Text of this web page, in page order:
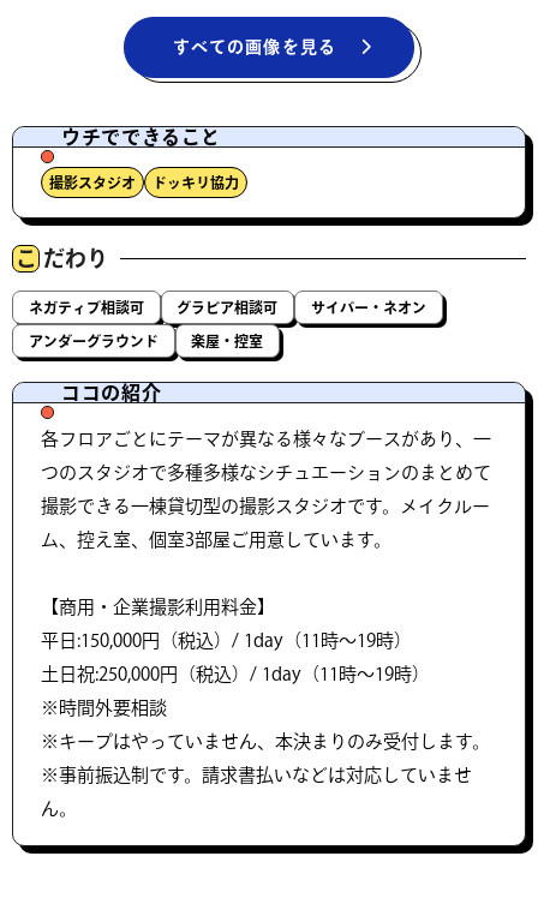
すべての画像を見る
ウチでできること
撮影スタジオ ドッキリ協力
こ だわり
ネガティブ相談可 グラビア相談可 サイバー・ネオン
アンダーグラウンド 楽屋・控室
ココの紹介
各フロアごとにテーマが異なる様々なブースがあり、一
つのスタジオで多種多様なシチュエーションのまとめて
撮影できる一棟貸切型の撮影スタジオです。メイクルー
ム、控え室、個室3部屋ご用意しています。
【商用・企業撮影利用料金】
平日:150,000円（税込）/ 1day（11時～19時）
土日祝:250,000円（税込）/ 1day（11時～19時）
※時間外要相談
※キープはやっていません、本決まりのみ受付します。
※事前振込制です。請求書払いなどは対応していませ
ん。